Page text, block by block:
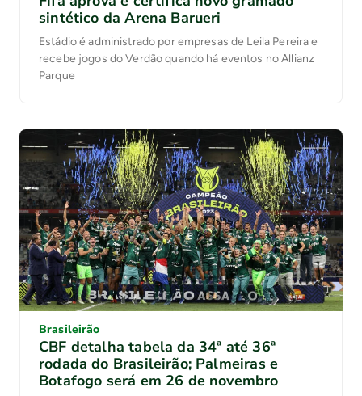
sintético da Arena Barueri
Estádio é administrado por empresas de Leila Pereira e
recebe jogos do Verdão quando há eventos no Allianz
Parque
Brasileirão
CBF detalha tabela da 34ª até 36ª
rodada do Brasileirão; Palmeiras e
Botafogo será em 26 de novembro